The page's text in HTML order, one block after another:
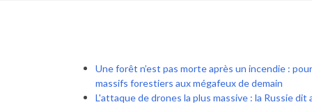
Une forêt n’est pas morte après un incendie :
massifs forestiers aux mégafeux de demain
L'attaque de drones la plus massive : la Russie